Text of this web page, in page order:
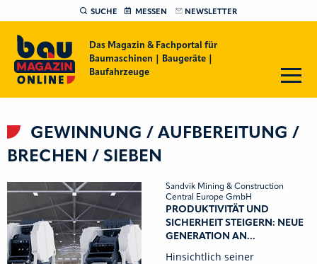
SUCHE MESSEN NEWSLETTER
Das Magazin & Fachportal für
Baumaschinen | Baugeräte |
Baufahrzeuge
GEWINNUNG / AUFBEREITUNG /
BRECHEN / SIEBEN
Sandvik Mining & Construction
Central Europe GmbH
PRODUKTIVITÄT UND
SICHERHEIT STEIGERN: NEUE
GENERATION AN...
Hinsichtlich seiner